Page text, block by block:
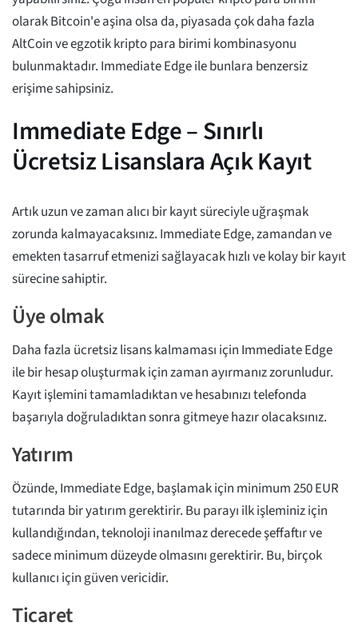
olarak Bitcoin'e aşina olsa da, piyasada çok daha fazla
AltCoin ve egzotik kripto para birimi kombinasyonu
bulunmaktadır. Immediate Edge ile bunlara benzersiz
erişime sahipsiniz.
Immediate Edge – Sınırlı
Ücretsiz Lisanslara Açık Kayıt
Artık uzun ve zaman alıcı bir kayıt süreciyle uğraşmak
zorunda kalmayacaksınız. Immediate Edge, zamandan ve
emekten tasarruf etmenizi sağlayacak hızlı ve kolay bir kayıt
sürecine sahiptir.
Üye olmak
Daha fazla ücretsiz lisans kalmaması için Immediate Edge
ile bir hesap oluşturmak için zaman ayırmanız zorunludur.
Kayıt işlemini tamamladıktan ve hesabınızı telefonda
başarıyla doğruladıktan sonra gitmeye hazır olacaksınız.
Yatırım
Özünde, Immediate Edge, başlamak için minimum 250 EUR
tutarında bir yatırım gerektirir. Bu parayı ilk işleminiz için
kullandığından, teknoloji inanılmaz derecede şeffaftır ve
sadece minimum düzeyde olmasını gerektirir. Bu, birçok
kullanıcı için güven vericidir.
Ticaret